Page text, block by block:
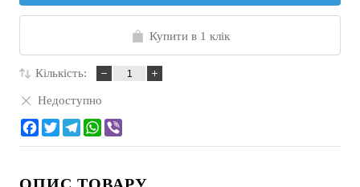
Купити в 1 клік
Кількість:
Недоступно